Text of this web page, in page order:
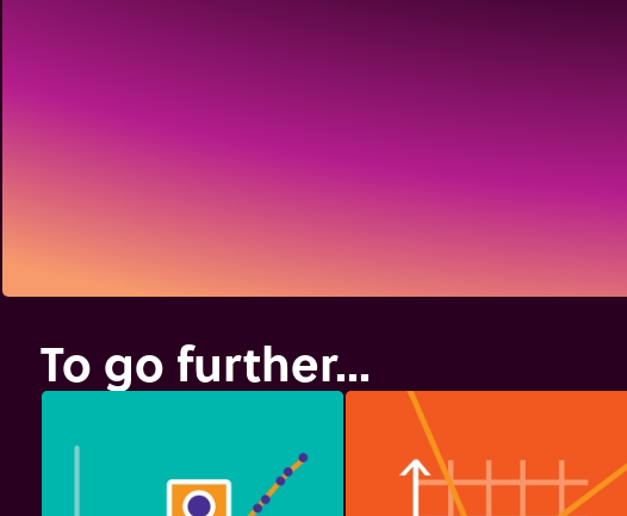
To go further...